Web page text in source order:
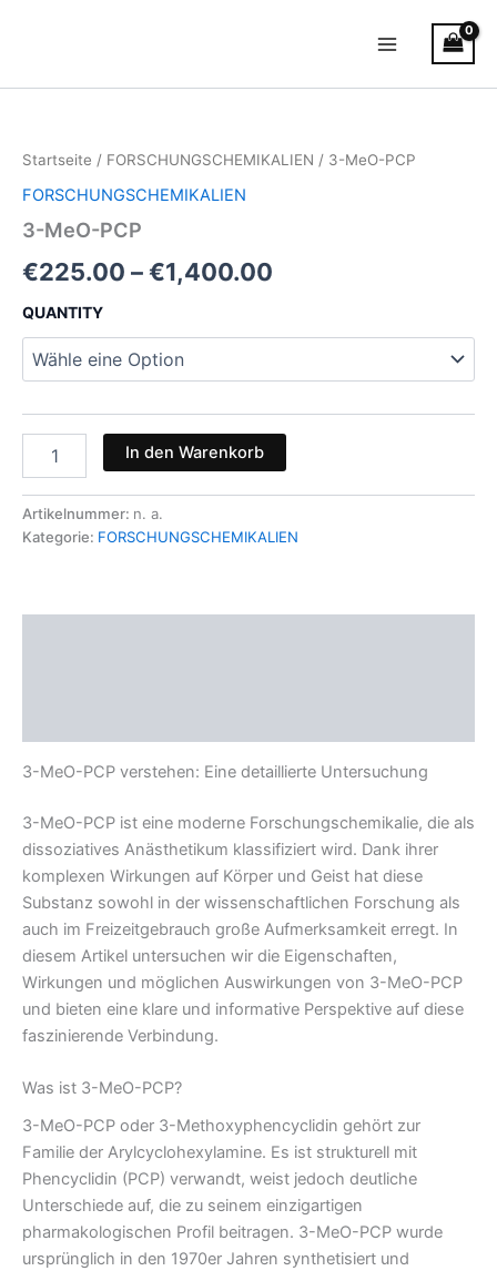
Menu
Startseite / FORSCHUNGSCHEMIKALIEN / 3-MeO-PCP
FORSCHUNGSCHEMIKALIEN
3-MeO-PCP
€225.00 –€1,400.00
€225.00
QUANTITY
Menge
In den Warenkorb
Artikelnummer: n. a.
Kategorie: FORSCHUNGSCHEMIKALIEN
3-MeO-PCP verstehen: Eine detaillierte Untersuchung
3-MeO-PCP ist eine moderne Forschungschemikalie, die als
dissoziatives Anästhetikum klassifiziert wird. Dank ihrer
komplexen Wirkungen auf Körper und Geist hat diese
Substanz sowohl in der wissenschaftlichen Forschung als
auch im Freizeitgebrauch große Aufmerksamkeit erregt. In
diesem Artikel untersuchen wir die Eigenschaften,
Wirkungen und möglichen Auswirkungen von 3-MeO-PCP
und bieten eine klare und informative Perspektive auf diese
faszinierende Verbindung.
Was ist 3-MeO-PCP?
3-MeO-PCP oder 3-Methoxyphencyclidin gehört zur
Familie der Arylcyclohexylamine. Es ist strukturell mit
Phencyclidin (PCP) verwandt, weist jedoch deutliche
Unterschiede auf, die zu seinem einzigartigen
pharmakologischen Profil beitragen. 3-MeO-PCP wurde
ursprünglich in den 1970er Jahren synthetisiert und